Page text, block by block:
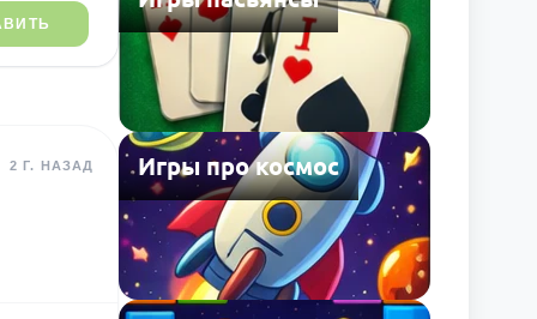
2 Г. НАЗАД Игры про космос